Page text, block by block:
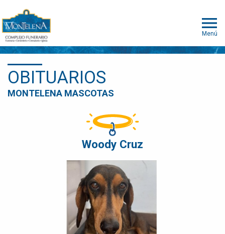
Menú
OBITUARIOS
MONTELENA MASCOTAS
Woody Cruz